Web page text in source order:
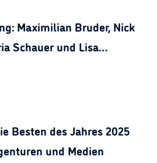
Maximilian Bruder, Nick
Schauer und Lisa
Besten des Jahres 2025
und Medien